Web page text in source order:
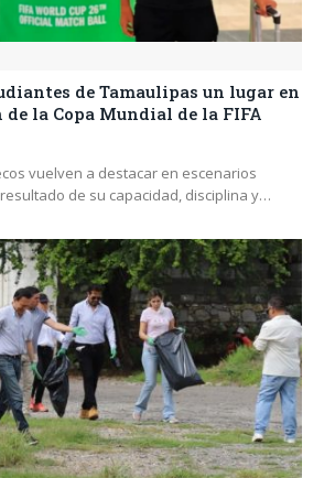
de Tamaulipas un lugar en
la Copa Mundial de la FIFA
vuelven a destacar en escenarios
de su capacidad, disciplina y…